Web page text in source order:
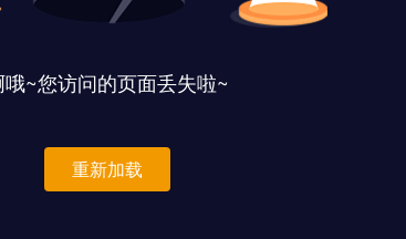
哦~您访问的页面丢失啦~
重新加载